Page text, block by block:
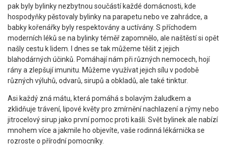
pak byly bylinky nezbytnou součástí každé domácnosti, kde
hospodyňky pěstovaly bylinky na parapetu nebo ve zahrádce, a
babky kořenářky byly respektovány a uctívány. S příchodem
moderních léků se na bylinky téměř zapomnělo, ale naštěstí si opět
našly cestu k lidem. I dnes se tak můžeme těšit z jejich
blahodárných účinků. Pomáhají nám při různých nemocech, hojí
rány a zlepšují imunitu. Můžeme využívat jejich sílu v podobě
různých výluhů, odvarů, sirupů a obkladů, ale také tinktur.
Asi každý zná mátu, která pomáhá s bolavým žaludkem a
zklidňuje trávení, lipové květy pro zmírnění nachlazení a rýmy nebo
jitrocelový sirup jako první pomoc proti kašli. Svět bylinek ale nabízí
mnohem více a jakmile ho objevíte, vaše rodinná lékárnička se
rozroste o přírodní pomocníky.